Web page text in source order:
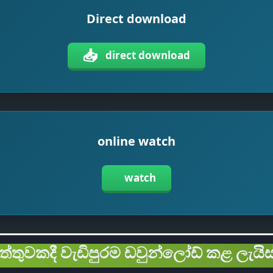
Direct download
📥 direct download
online watch
watch
වැඩිපුරම ඩවුන්ලෝඩ් කළ